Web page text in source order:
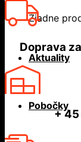
Žiadne
Aktuality
Pobočky
Doprava
+